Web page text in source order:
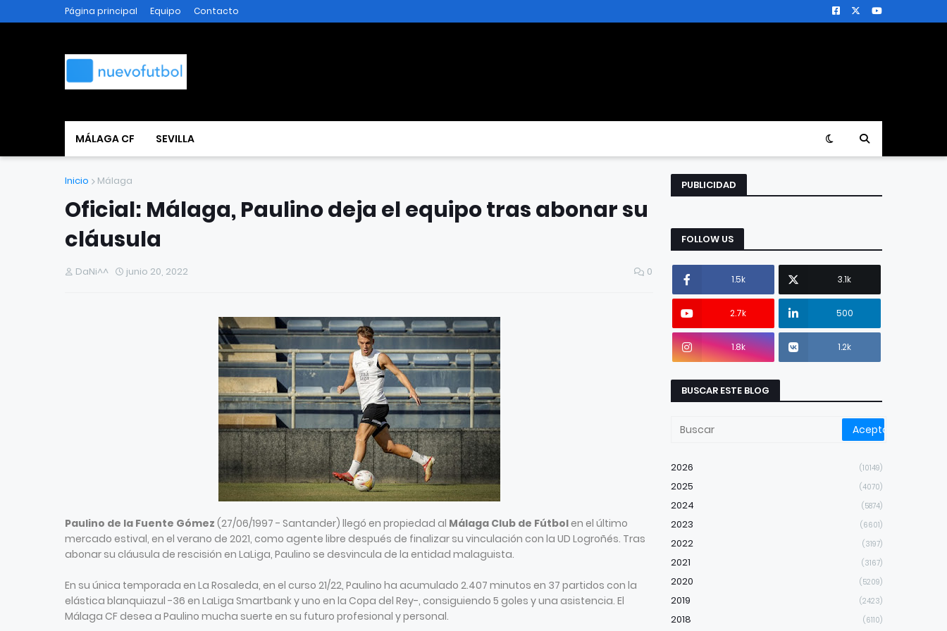
Página principal Equipo Contacto
MÁLAGA CF SEVILLA
Inicio Málaga
Oficial: Málaga, Paulino deja el equipo tras abonar su
cláusula
DaNi^^ junio 20, 2022 0
Paulino de la Fuente Gómez (27/06/1997 - Santander) llegó en propiedad al Málaga Club de Fútbol en el último
mercado estival, en el verano de 2021, como agente libre después de finalizar su vinculación con la UD Logroñés. Tras
abonar su cláusula de rescisión en LaLiga, Paulino se desvincula de la entidad malaguista.
En su única temporada en La Rosaleda, en el curso 21/22, Paulino ha acumulado 2.407 minutos en 37 partidos con la
elástica blanquiazul -36 en LaLiga Smartbank y uno en la Copa del Rey-, consiguiendo 5 goles y una asistencia. El
Málaga CF desea a Paulino mucha suerte en su futuro profesional y personal.
PUBLICIDAD
FOLLOW US
1.5k 3.1k
2.7k 500
1.8k 1.2k
BUSCAR ESTE BLOG
2026 (10149)
2025 (4070)
2024 (5874)
2023 (6601)
2022 (3197)
2021 (3167)
2020 (5209)
2019 (2423)
2018 (6110)